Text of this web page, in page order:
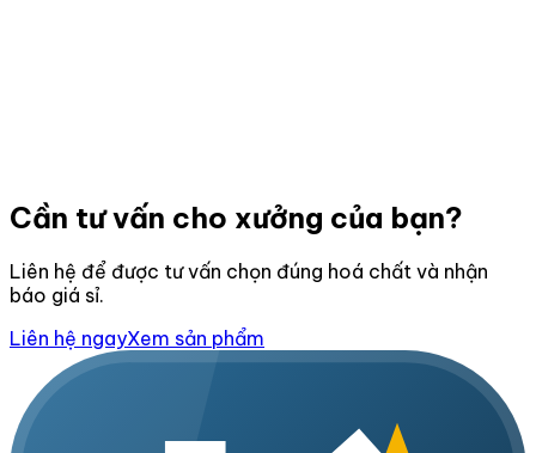
Cần tư vấn cho xưởng của bạn?
Liên hệ để được tư vấn chọn đúng hoá chất và nhận
báo giá sỉ.
Liên hệ ngayXem sản phẩm